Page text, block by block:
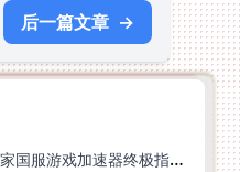
后一篇文章 →
印度怎么玩全民突击？海外玩家国服游戏加速器终极指南（附原神延迟优化+精灵之境加速器选择）